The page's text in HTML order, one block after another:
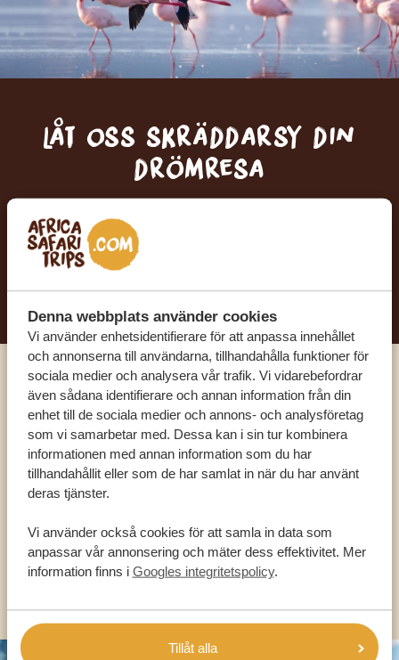
Denna webbplats använder cookies
Vi använder enhetsidentifierare för att anpassa innehållet
och annonserna till användarna, tillhandahålla funktioner för
sociala medier och analysera vår trafik. Vi vidarebefordrar
även sådana identifierare och annan information från din
enhet till de sociala medier och annons- och analysföretag
som vi samarbetar med. Dessa kan i sin tur kombinera
informationen med annan information som du har
tillhandahållit eller som de har samlat in när du har använt
deras tjänster.
Vi använder också cookies för att samla in data som
anpassar vår annonsering och mäter dess effektivitet. Mer
information finns i Googles integritetspolicy.
Tillåt alla
Låt oss skräddarsy din
drömresa
Ring en av våra experter
VÅRA SPECIALISTER FINNS HÄR FÖR ATT
HJÄLPA DIG
SV:+31 174 788 101